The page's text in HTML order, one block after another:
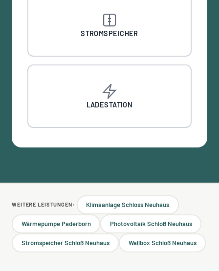
STROMSPEICHER
LADESTATION
WEITERE LEISTUNGEN: Klimaanlage Schloss Neuhaus
Wärmepumpe Paderborn Photovoltaik Schloß Neuhaus
Stromspeicher Schloß Neuhaus Wallbox Schloß Neuhaus